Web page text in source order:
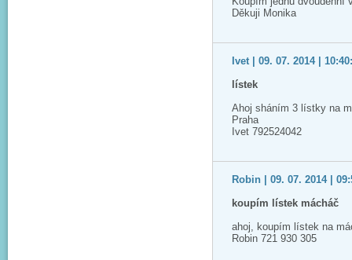
Děkuji Monika
Ivet | 09. 07. 2014 |
lístek
Ahoj sháním 3 lístky na
Praha
Ivet 792524042
Robin | 09. 07. 2014 |
koupím lístek mácháč
ahoj, koupím lístek na
Robin 721 930 305